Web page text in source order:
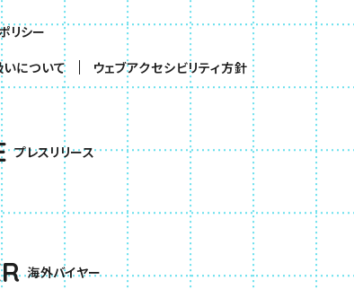
リシー
について ウェブアクセシビリティ方針
プレスリリース
海外バイヤー